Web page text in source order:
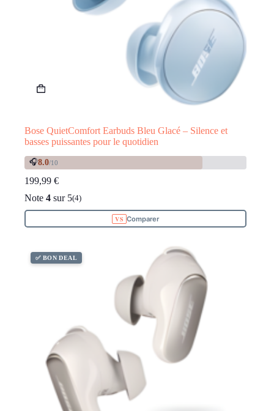
Bose QuietComfort Earbuds Bleu Glacé – Silence et
basses puissantes pour le quotidien
🎧8.0/10
199,99 €
Note 4 sur 5(4)
Comparer
✅ BON DEAL